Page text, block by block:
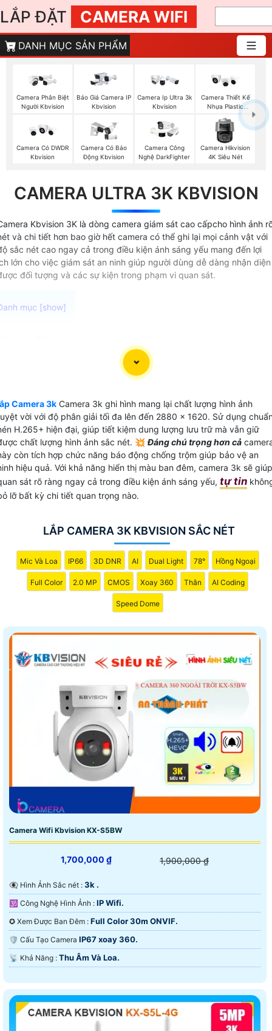
LẮP ĐẶT CAMERA WIFI
DANH MỤC SẢN PHẨM
Camera Phân Biệt
Người Kbvision
Báo Giá Camera IP
Kbvision
Camera Ip Ultra 3k
Kbvision
Camera Thiết Kế
Nhựa Plastic
Camera Có DWDR
Kbvision
Camera Có Báo
Động Kbvision
Camera Công
Nghệ DarkFighter
Camera Hikvision
4K Siêu Nét
CAMERA ULTRA 3K KBVISION
Kbvision 3K là dòng camera giám sát cao cấpcho hình ảnh
và chi tiết hơn bao giờ hết camera có thể ghi lại mọi cảnh vật với
sắc nét cao ngay cả trong điều kiện ánh sáng yếu mang đến lợi
lớn cho việc giám sát an ninh giúp người dùng dễ dàng nhận diện
đối tượng và các sự kiện trong phạm vi quan sát.
vệ gia đình, văn phòng hoặc cửa hàng. Với độ phân
đến 5MP, Camera 3K cho hình ảnh sắc nét và rõ ràng.
Đặc biệt Camera này tích hợp chức năng thu âm đàm
2 chiều, cho phép bạn trò chuyện trực tiếp và giao
từ xa một cách dễ dàng.
ghi video đơn giản hóa hơn bao giờ hết với Camera
hơn 6 triệu điểm ảnh, bạn có thể yên tâm về chất lượng
ảnh mà Camera ghi lại. Cùng với khả năng quan sát
lượng cao, Camera 3K giúp bạn không bỏ lỡ bất kỳ chi
quan trọng nào.
đầy đủ tính năng và chất lượng ưu việt, Camera 3K là
bất kỳ không gian nào.
Camera 3k Camera 3k ghi hình mang lại chất lượng hình ảnh
vời với độ phân giải tối đa lên đến 2880 × 1620. Sử dụng
H.265+ hiện đại, giúp tiết kiệm dung lượng lưu trữ mà vẫn giữ
chất lượng hình ảnh sắc nét. 💥Đáng chú trọng hơn cả
còn tích hợp chức năng báo động chống trộm giúp bảo vệ an
hiệu quả. Với khả năng hiển thị màu ban đêm, camera 3k sẽ giúp
sát rõ ràng ngay cả trong điều kiện ánh sáng yếu, tự tin
lỡ bất kỳ chi tiết quan trọng nào.
LẮP CAMERA 3K KBVISION SẮC NÉT
Mic Và Loa IP66 3D DNR AI Dual Light 78° Hồng Ngoại
Full Color 2.0 MP CMOS Xoay 360 Thân AI Coding
Speed Dome
Camera Wifi Kbvision KX-S5BW
1,700,000 ₫ 1,900,000 ₫
👁️‍🗨 Hình Ảnh Sắc nét : 3k .
🕉️ Công Nghệ Hình Ảnh : IP Wifi.
✪ Xem Được Ban Đêm : Full Color 30m ONVIF.
🛡 Cấu Tạo Camera IP67 xoay 360.
️📡 Khả Năng : Thu Âm Và Loa.